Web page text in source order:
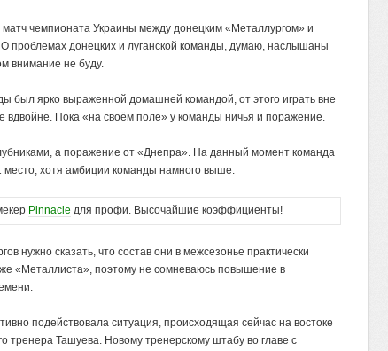
матч чемпионата Украины между донецким «Металлургом» и
проблемах донецких и луганской команды, думаю, наслышаны
внимание не буду.
был ярко выраженной домашней командой, от этого играть вне
вдвойне. Пока «на своём поле» у команды ничья и поражение.
а поражение от «Днепра». На данный момент команда
место, хотя амбиции команды намного выше.
Pinnacle для профи. Высочайшие коэффициенты!
нужно сказать, что состав они в межсезонье практически
же «Металлиста», поэтому не сомневаюсь повышение в
подействовала ситуация, происходящая сейчас на востоке
тренера Ташуева. Новому тренерскому штабу во главе с